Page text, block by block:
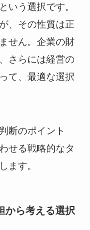
いう選択です。
、その性質は正
せん。企業の財
さらには経営の
て、最適な選択
断のポイント
せる戦略的なタ
ます。
から考える選択